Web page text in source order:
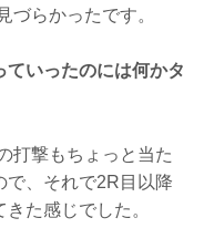
づらかったです。
いったのには何かタ
打撃もちょっと当た
で、それで2R目以降
た感じでした。